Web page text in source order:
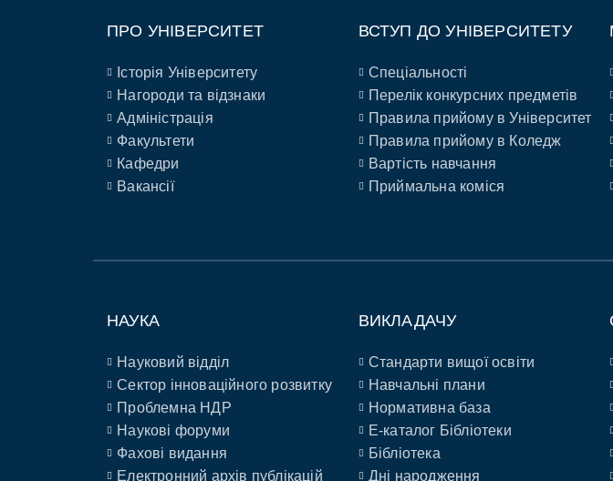
ПРО УНІВЕРСИТЕТ
Історія Університету
Нагороди та відзнаки
Адміністрація
Факультети
Кафедри
Вакансії
ВСТУП ДО УНІВЕРСИТЕТУ
Спеціальності
Перелік конкурсних предметів
Правила прийому в Університет
Правила прийому в Коледж
Вартість навчання
Приймальна коміся
НАУКА
Науковий відділ
Сектор інноваційного розвитку
Проблемна НДР
Наукові форуми
Фахові видання
Електронний архів публікацій
ВИКЛАДАЧУ
Стандарти вищої освіти
Навчальні плани
Нормативна база
E-каталог Бібліотеки
Бібліотека
Дні народження